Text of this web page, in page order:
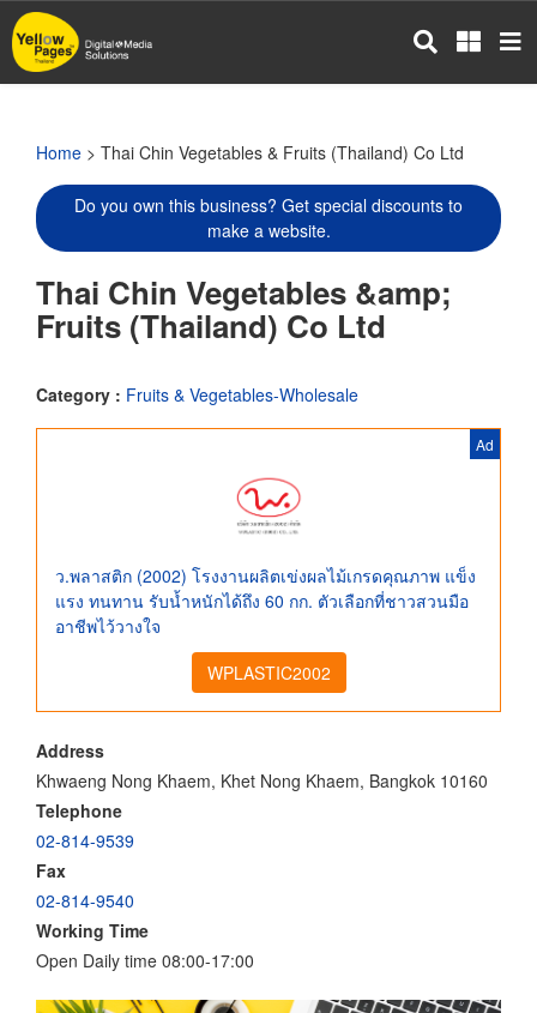
Skip
to
main
Home > Thai Chin Vegetables & Fruits (Thailand) Co Ltd
Do you own this business? Get special discounts to
make a website.
Thai Chin Vegetables &amp;
Fruits (Thailand) Co Ltd
Category : Fruits & Vegetables-Wholesale
Ad
ว.พลาสติก (2002) โรงงานผลิตเข่งผลไม้เกรดคุณภาพ แข็ง
แรง ทนทาน รับน้ำหนักได้ถึง 60 กก. ตัวเลือกที่ชาวสวนมือ
อาชีพไว้วางใจ
WPLASTIC2002
Address
Khwaeng Nong Khaem, Khet Nong Khaem, Bangkok 10160
Telephone
02-814-9539
Fax
02-814-9540
Working Time
Open Daily time 08:00-17:00